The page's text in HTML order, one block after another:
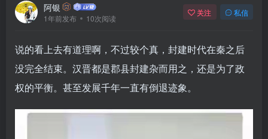
阿银
1年前发布 10次阅读
关注 私信
说的看上去有道理啊，不过较个真，封建时代在秦之后
没完全结束。汉晋都是郡县封建杂而用之，还是为了政
权的平衡。甚至发展千年一直有倒退迹象。